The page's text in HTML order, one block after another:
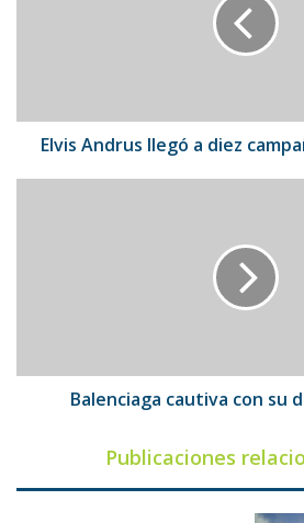
dobles
Elvis Andrus llegó a diez
Balenciaga cautiva con su
Publicaciones